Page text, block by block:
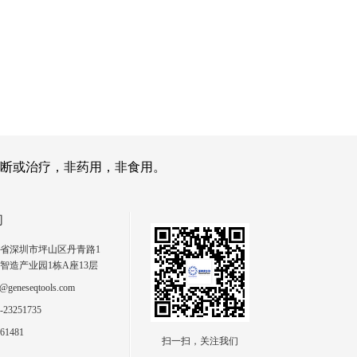
或治疗，非药用，非食用。
深圳市坪山区丹青路1
造产业园1栋A座13层
扫一扫，关注我们